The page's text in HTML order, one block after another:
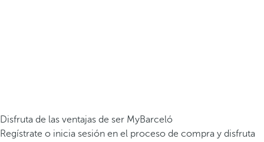
Disfruta de las ventajas de ser MyBarceló
Regístrate o inicia sesión en el proceso de compra y disfruta